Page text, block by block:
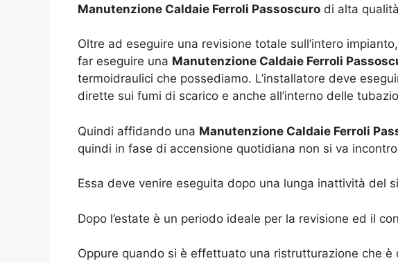
Manutenzione Caldaie Ferroli Passoscuro di alta
Oltre ad eseguire una revisione totale sull’intero
far eseguire una Manutenzione Caldaie Ferroli
termoidraulici che possediamo. L’installatore deve
dirette sui fumi di scarico e anche all’interno delle
Quindi affidando una Manutenzione Caldaie Ferroli
quindi in fase di accensione quotidiana non si va
Essa deve venire eseguita dopo una lunga inattività del
Dopo l’estate è un periodo ideale per la revisione ed il
Oppure quando si è effettuato una ristrutturazione che